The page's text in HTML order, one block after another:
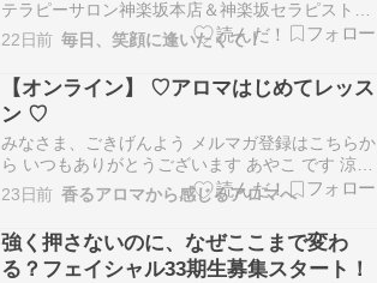
テラピーサロン神楽坂本店＆神楽坂セラピスト育
成スクールの『エフェクティブタッチ』を主宰し
ています。 人気ブログランキングに参加していま
す今日は「秋の特別セミナー」についてお知らせ
です。すでにお申込をいただいている皆さま、本
当にありがと…
22日前 毎日、笑顔に逢いたくて！
【オンライン】 ♡アロマはじめてレッス
ン ♡
みなさま、ごきげんよう メルマガ登録はこちらか
ら いつもありがとうございます あやこ です 涼し
いお部屋で、アロマテラピー、学びませんか？ お
うちで、リラックスして受講できます、オンライ
ンアロマ アロマはじめてレッスン スマホやタブ
レット、PCで受講できます♪ おうちにいながら…
23日前 香るアロマから感じるアロマへ
強く押さないのに、なぜここまで変わ
る？フェイシャル33期生募集スタート！